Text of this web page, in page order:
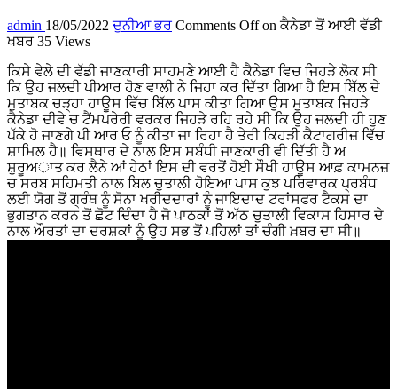
admin 18/05/2022 ਦੁਨੀਆ ਭਰ Comments Offon ਕੈਨੇਡਾ ਤੋਂ ਆਈ ਵੱਡੀ
ਖਬਰ 35 Views
ਕਿਸੇ ਵੇਲੇ ਦੀ ਵੱਡੀ ਜਾਣਕਾਰੀ ਸਾਹਮਣੇ ਆਈ ਹੈ ਕੈਨੇਡਾ ਵਿਚ ਜਿਹੜੇ ਲੋਕ ਸੀ
ਕਿ ਉਹ ਜਲਦੀ ਪੀਆਰ ਹੋਣ ਵਾਲੀ ਨੇ ਜਿਹਾ ਕਰ ਦਿੱਤਾ ਗਿਆ ਹੈ ਇਸ ਬਿੱਲ ਦੇ
ਮੁਤਾਬਕ ਚੜ੍ਹਾ ਹਾਊਸ ਵਿੱਚ ਬਿੱਲ ਪਾਸ ਕੀਤਾ ਗਿਆ ਉਸ ਮੁਤਾਬਕ ਜਿਹੜੇ
ਕੈਨੇਡਾ ਦੀਵੇ ਚ ਟੈਂਮਪਰੇਰੀ ਵਰਕਰ ਜਿਹੜੇ ਰਹਿ ਰਹੇ ਸੀ ਕਿ ਉਹ ਜਲਦੀ ਹੀ ਹੁਣ
ਪੱਕੇ ਹੋ ਜਾਣਗੇ ਪੀ ਆਰ ਓ ਨੂੰ ਕੀਤਾ ਜਾ ਰਿਹਾ ਹੈ ਤੇਰੀ ਕਿਹੜੀ ਕੈਟਾਗਰੀਜ਼ ਵਿੱਚ
ਸ਼ਾਮਿਲ ਹੈ॥ ਵਿਸਥਾਰ ਦੇ ਨਾਲ ਇਸ ਸਬੰਧੀ ਜਾਣਕਾਰੀ ਵੀ ਦਿੱਤੀ ਹੈ ਅ
ਸ਼ੁਰੂਅਾਤ ਕਰ ਲੈਨੇ ਆਂ ਹੇਠਾਂ ਇਸ ਦੀ ਵਰਤੋਂ ਹੋਈ ਸੌਖੀ ਹਾਊਸ ਆਫ਼ ਕਾਮਨਜ਼
ਚ ਸਰਬ ਸਹਿਮਤੀ ਨਾਲ ਬਿਲ ਚੁਤਾਲੀ ਹੋਇਆ ਪਾਸ ਕੁਝ ਪਰਿਵਾਰਕ ਪ੍ਰਬੰਧ
ਲਈ ਯੋਗ ਤੋਂ ਗ੍ਰੰਥ ਨੂੰ ਸੋਨਾ ਖਰੀਦਦਾਰਾਂ ਨੂੰ ਜਾਇਦਾਦ ਟਰਾਂਸਫਰ ਟੈਕਸ ਦਾ
ਭੁਗਤਾਨ ਕਰਨ ਤੋਂ ਛੋਟ ਦਿੰਦਾ ਹੈ ਜੋ ਪਾਠਕਾਂ ਤੋਂ ਅੱਠ ਚੁਤਾਲੀ ਵਿਕਾਸ ਹਿਸਾਰ ਦੇ
ਨਾਲ ਔਰਤਾਂ ਦਾ ਦਰਸ਼ਕਾਂ ਨੂੰ ਉਹ ਸਭ ਤੋਂ ਪਹਿਲਾਂ ਤਾਂ ਚੰਗੀ ਖ਼ਬਰ ਦਾ ਸੀ॥